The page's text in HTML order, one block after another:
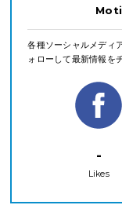
各種ソーシャルメディ
ォローして最新情報を
-
Likes